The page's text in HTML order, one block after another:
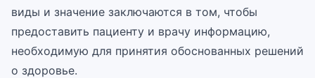
виды и значение заключаются в том, чтобы
предоставить пациенту и врачу информацию,
необходимую для принятия обоснованных решений
о здоровье.